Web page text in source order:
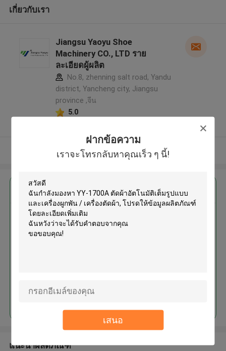
ฝากข้อความ
เราจะโทรกลับหาคุณเร็ว ๆ นี้!
เสนอ
เกี่ยวกับเรา
Jiangsu Yaoyu Shoe
Machinery CO., LTD ราย
ละเอียดผู้ผลิต
No.8, zhenning salt road, Yandu
district, Yancheng city, Jiangsu
province ,จีน
5.0
ดูเพิ่มเติม
এর সেরা মূল্য পান
YY-1700A ตัดผ้าอัตโนมัติเต็มรูป
แบบและเครื่องผูกพัน / เครื่องตัดผ้า
แนะนำผลิตภัณฑ์